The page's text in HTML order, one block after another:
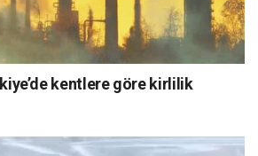
kentlere göre kirlilik